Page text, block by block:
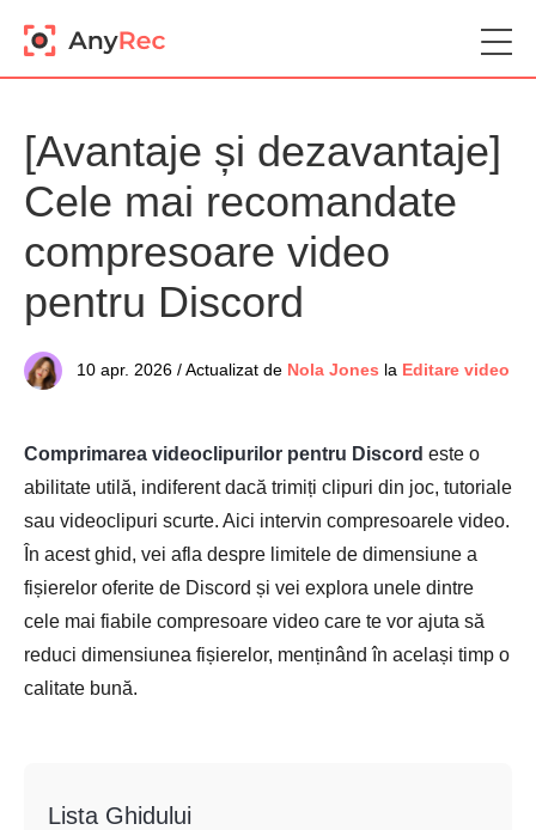
[Avantaje și dezavantaje]
Cele mai recomandate
compresoare video
pentru Discord
10 apr. 2026 / Actualizat de Nola Jones la Editare video
Comprimarea videoclipurilor pentru Discord este o
abilitate utilă, indiferent dacă trimiți clipuri din joc, tutoriale
sau videoclipuri scurte. Aici intervin compresoarele video.
În acest ghid, vei afla despre limitele de dimensiune a
fișierelor oferite de Discord și vei explora unele dintre
cele mai fiabile compresoare video care te vor ajuta să
reduci dimensiunea fișierelor, menținând în același timp o
calitate bună.
Lista Ghidului